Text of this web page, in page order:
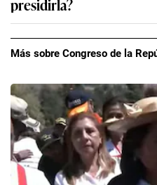
Más sobre Congreso de la